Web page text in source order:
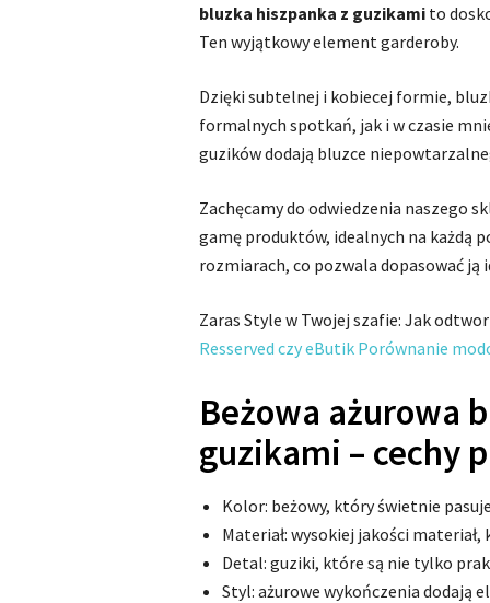
bluzka hiszpanka z guzikami to
Ten wyjątkowy element garderoby.
Dzięki subtelnej i kobiecej formie,
formalnych spotkań, jak i w czasie
guzików dodają bluzce
Zachęcamy do odwiedzenia naszego
gamę produktów, idealnych na każdą
rozmiarach, co pozwala dopasować ją
Zaras Style w Twojej szafie: Jak
Resserved czy eButik Porównanie
Beżowa ażurowa
guzikami – cechy
Kolor: beżowy, który świetnie
Materiał: wysokiej jakości
Detal: guziki, które są nie tylko
Styl: ażurowe wykończenia dodają